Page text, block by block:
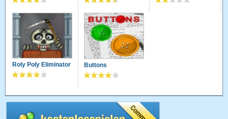
Roly Poly Eliminator Buttons